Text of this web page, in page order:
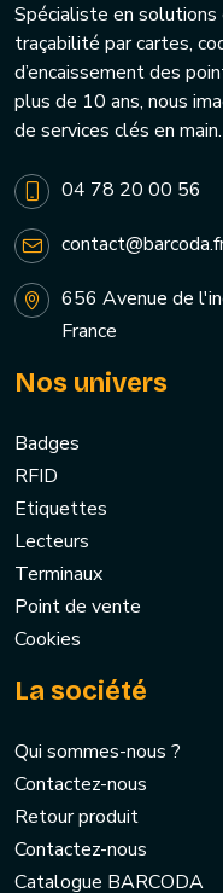
Spécialiste en
traçabilité par cartes,
d’encaissement des
plus de 10 ans, nous
de services clés en main.
04 78 20 00 56
656 Avenue de
France
Nos univers
Badges
RFID
Etiquettes
Lecteurs
Terminaux
Point de vente
Cookies
La société
Qui sommes-nous ?
Contactez-nous
Retour produit
Contactez-nous
Catalogue BARCODA